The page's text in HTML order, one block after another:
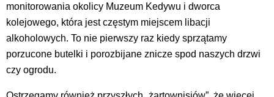
monitorowania okolicy Muzeum Kedywu i dworca
kolejowego, która jest częstym miejscem libacji
alkoholowych. To nie pierwszy raz kiedy sprzątamy
porzucone butelki i porozbijane znicze spod naszych drzwi
czy ogrodu.